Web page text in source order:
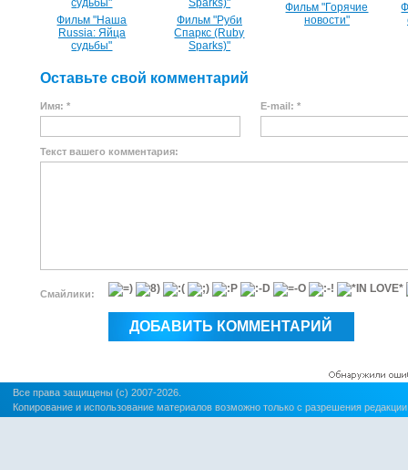
Фильм "Наша
Russia: Яйца
судьбы"
Фильм "Руби
Спаркс (Ruby
Sparks)"
Фильм "Горячие
новости"
Оставьте свой комментарий
Имя: * E-mail: *
Текст вашего комментария:
Смайлики:
Все права защищены (c) 2007-2026.
Копирование и использование материалов возможно только с разрешения